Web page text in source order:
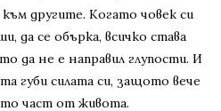
към другите. Когато човек си
да се обърка, всичко става
да не е направил глупости. И
губи силата си, защото вече
част от живота.